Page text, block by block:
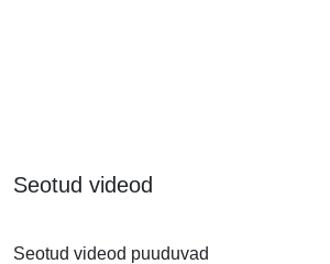
Seotud videod
Seotud videod puuduvad